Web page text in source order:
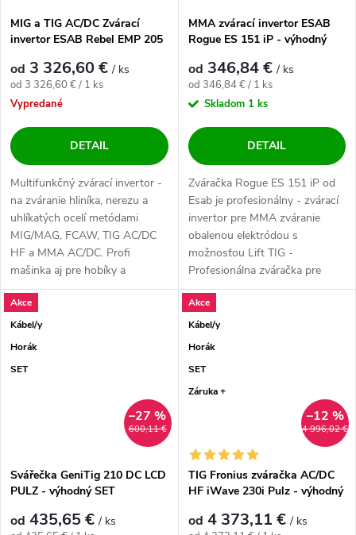
MIG a TIG AC/DC Zvárací
invertor ESAB Rebel EMP 205
od 3 326,60 €/ ks
Jednotková cena:
od 3 326,60 € / 1 ks
Vypredané
DETAIL
Multifunkčný zvárací invertor -
na zváranie hliníka, nerezu a
uhlíkatých ocelí metódami
MIG/MAG, FCAW, TIG AC/DC
HF a MMA AC/DC. Profi
mašinka aj pre hobíky a
nadšencov. Naozaj...
MMA zvárací invertor ESAB
Rogue ES 151 iP - výhodný
od 346,84 €/ ks
Jednotková cena:
od 346,84 € / 1 ks
Skladom 1 ks
DETAIL
Zváračka Rogue ES 151 iP od
Esab je profesionálny - zvárací
invertor pre MMA zváranie
obalenou elektródou s
možnosťou Lift TIG -
Profesionálna zváračka pre
obalenú elektródu,...
Akce
Kábel/y
Horák
SET
600,11 €
–27 %
Svářečka GeniTig 210 DC LCD
PULZ - výhodný SET
od 435,65 €/ ks
Akce
Kábel/y
Horák
SET
Záruka +
4 996,02 €
–12 %
TIG Fronius zváračka AC/DC
HF iWave 230i Pulz - výhodný
od 4 373,11 €/ ks